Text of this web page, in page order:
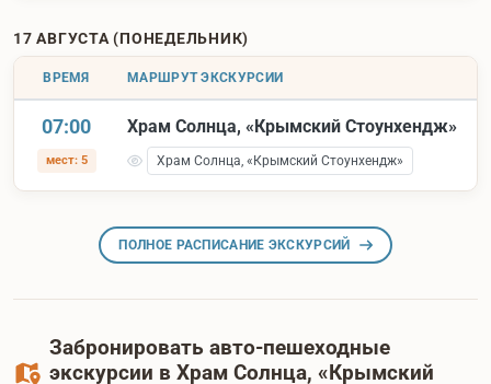
17 АВГУСТА (ПОНЕДЕЛЬНИК)
ВРЕМЯ МАРШРУТ ЭКСКУРСИИ
07:00
мест: 5
Храм Солнца, «Крымский Стоунхендж»
Храм Солнца, «Крымский Стоунхендж»
ПОЛНОЕ РАСПИСАНИЕ ЭКСКУРСИЙ
Забронировать авто-пешеходные
экскурсии в Храм Солнца, «Крымский